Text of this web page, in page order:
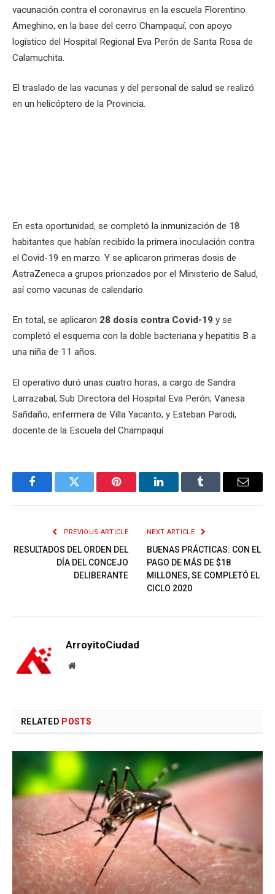
vacunación contra el coronavirus en la escuela Florentino
Ameghino, en la base del cerro Champaquí, con apoyo
logístico del Hospital Regional Eva Perón de Santa Rosa de
Calamuchita.
El traslado de las vacunas y del personal de salud se realizó
en un helicóptero de la Provincia.
En esta oportunidad, se completó la inmunización de 18
habitantes que habían recibido la primera inoculación contra
el Covid-19 en marzo. Y se aplicaron primeras dosis de
AstraZeneca a grupos priorizados por el Ministerio de Salud,
así como vacunas de calendario.
En total, se aplicaron 28 dosis contra Covid-19 y se
completó el esquema con la doble bacteriana y hepatitis B a
una niña de 11 años.
El operativo duró unas cuatro horas, a cargo de Sandra
Larrazabal, Sub Directora del Hospital Eva Perón; Vanesa
Sañdaño, enfermera de Villa Yacanto; y Esteban Parodi,
docente de la Escuela del Champaquí.
FacebookTwitter Pinterest LinkedInTumblr Email
PREVIOUS ARTICLE
RESULTADOS DEL ORDEN DEL
DÍA DEL CONCEJO
DELIBERANTE
NEXT ARTICLE
BUENAS PRÁCTICAS: CON EL
PAGO DE MÁS DE $18
MILLONES, SE COMPLETÓ EL
CICLO 2020
ArroyitoCiudad
Website
RELATED POSTS